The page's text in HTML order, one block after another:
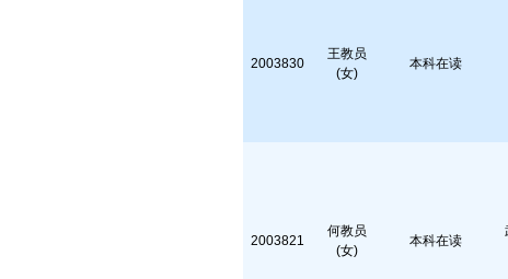
2003830
王教员
(女)
本科在读
2003821
何教员
(女)
本科在读